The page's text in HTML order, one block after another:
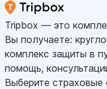
Tripbox — это
Вы получаете:
комплекс защиты в
помощь,
Выберите страховые